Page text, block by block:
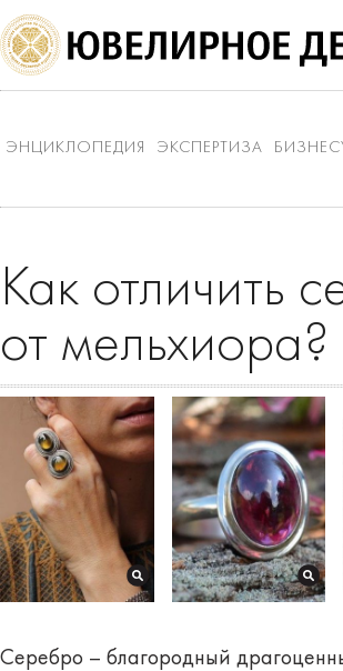
ЭНЦИКЛОПЕДИЯ ЭКСПЕРТИЗА
Как отличить
от мельхиора?
Серебро – благородный